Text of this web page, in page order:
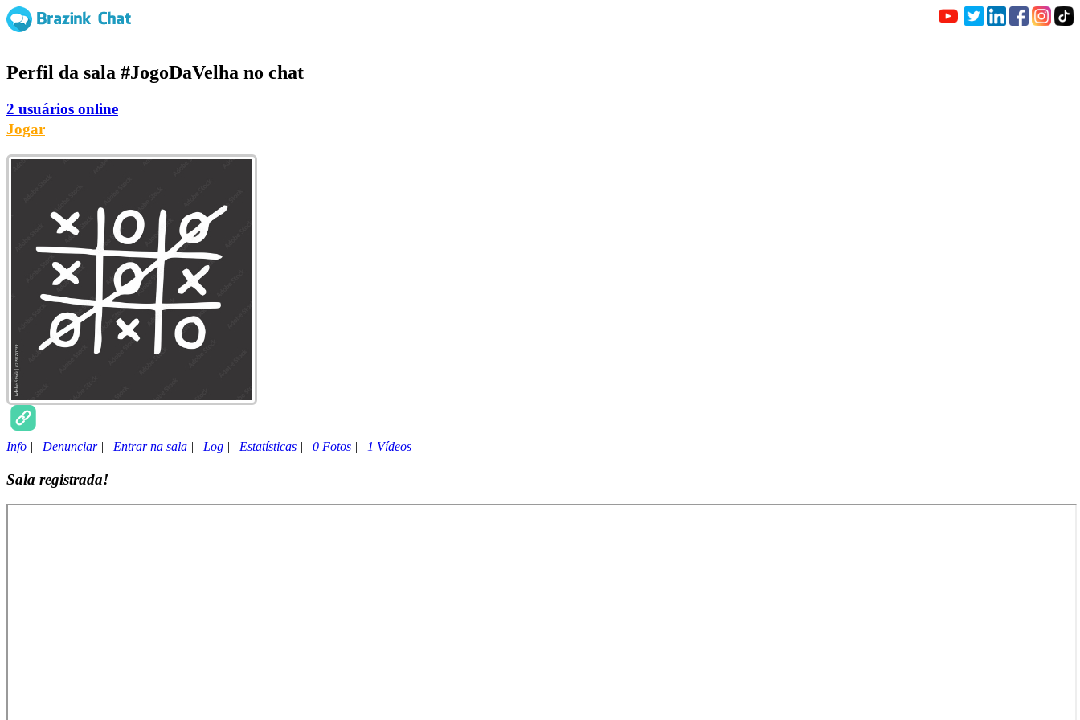
Perfil da sala #JogoDaVelha no chat
2 usuários online
Jogar
Info | Denunciar| Entrar na sala | Log | Estatísticas | 0 Fotos | 1 Vídeos
Sala registrada!